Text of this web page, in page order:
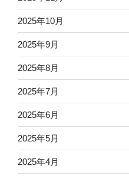
2025年10月
2025年9月
2025年8月
2025年7月
2025年6月
2025年5月
2025年4月